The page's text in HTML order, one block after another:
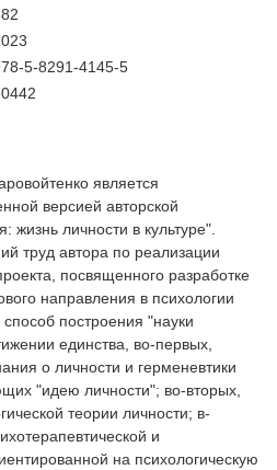
5-8291-4145-5
является
версией авторской
жизнь личности в культуре".
труд автора по реализации
посвященного разработке
направления в психологии
построения "науки
единства, во-первых,
о личности и герменевтики
"идею личности"; во-вторых,
теории личности; в-
и
на психологическую